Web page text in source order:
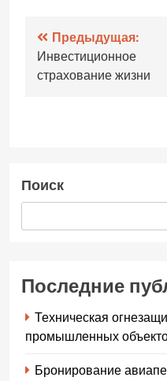
Навигация
по
Предыдущая:
Инвестиционное
страхование жизни
Поиск
Последние
Техническая
промышленных
Бронирование